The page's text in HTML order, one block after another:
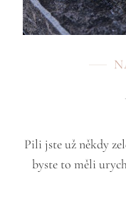
Pili jste už někdy
byste to měli